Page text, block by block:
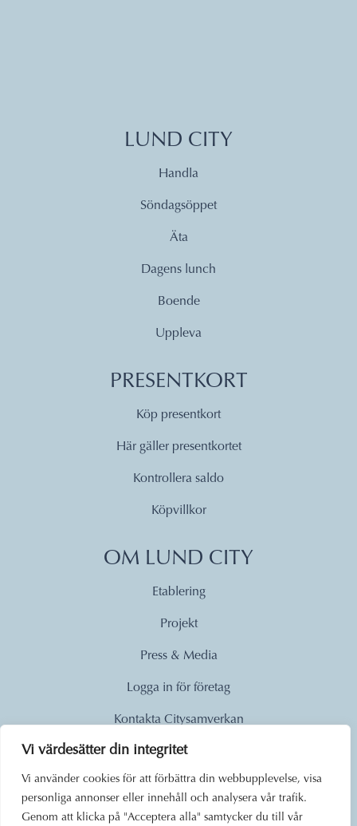
Vi värdesätter din integritet
Vi använder cookies för att förbättra din webbupplevelse, visa
personliga annonser eller innehåll och analysera vår trafik.
Genom att klicka på "Acceptera alla" samtycker du till vår
LUND CITY
Handla
Söndagsöppet
Äta
Dagens lunch
Boende
Uppleva
PRESENTKORT
Köp presentkort
Här gäller presentkortet
Kontrollera saldo
Köpvillkor
OM LUND CITY
Etablering
Projekt
Press & Media
Logga in för företag
Kontakta Citysamverkan
Lund City. Alla rättigheter